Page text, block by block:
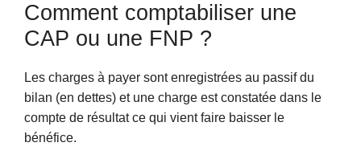
Comment comptabiliser une
CAP ou une FNP ?
Les charges à payer sont enregistrées au passif du
bilan (en dettes) et une charge est constatée dans le
compte de résultat ce qui vient faire baisser le
bénéfice.